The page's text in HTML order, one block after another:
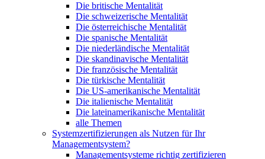
Die britische Mentalität
Die schweizerische Mentalität
Die österreichische Mentalität
Die spanische Mentalität
Die niederländische Mentalität
Die skandinavische Mentalität
Die französische Mentalität
Die türkische Mentalität
Die US-amerikanische Mentalität
Die italienische Mentalität
Die lateinamerikanische Mentalität
alle Themen
Systemzertifizierungen als Nutzen für Ihr
Managementsystem?
Managementsysteme richtig zertifizieren